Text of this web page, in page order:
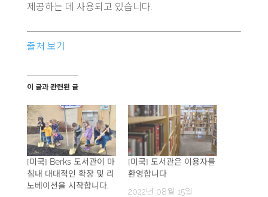
제공하는 데 사용되고 있습니다.
출처 보기
이 글과 관련된 글
[미국] Berks 도서관이 마
침내 대대적인 확장 및 리
노베이션을 시작합니다.
[미국] 도서관은 이용자를
환영합니다
2022년 08월 15일